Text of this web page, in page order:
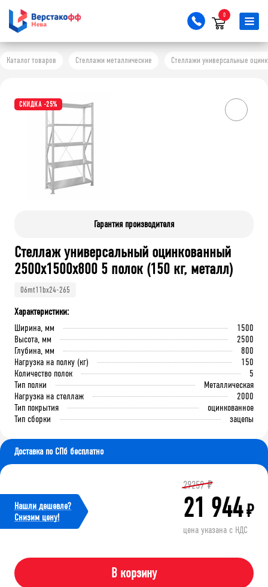
0
Каталог товаров Стеллажи металлические Стеллажи универсальные
СКИДКА -25%
Гарантия производителя
Стеллаж универсальный оцинкованный
2500x1500x800 5 полок (150 кг, металл)
06mt11bx24-265
Характеристики:
Ширина, мм
1500
Высота, мм
2500
Глубина, мм
800
Нагрузка на полку (кг)
150
Количество полок
5
Тип полки
Металлическая
Нагрузка на стеллаж
2000
Тип покрытия
оцинкованное
Тип сборки
зацепы
Доставка по СПб бесплатно
Нашли дешевле?
Cнизим цену!
29259 ₽
21 944₽
цена указана с НДС
В корзину